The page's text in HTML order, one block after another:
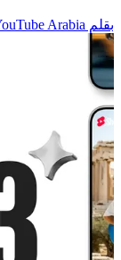
بقلم YouTube Arabia فريق